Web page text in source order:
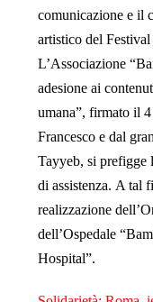
comunicazione e il
artistico del
L’Associazione
adesione ai
umana”, firmato il
Francesco e dal
Tayyeb, si prefigge
di assistenza. A tal
realizzazione
dell’Ospedale
Hospital”.